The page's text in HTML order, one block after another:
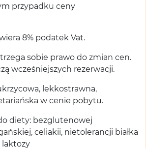
przypadku ceny
8% podatek Vat.
sobie prawo do zmian cen.
wcześniejszych rezerwacji.
lekkostrawna,
w cenie pobytu.
bezglutenowej
celiakii, nietolerancji białka
laktozy